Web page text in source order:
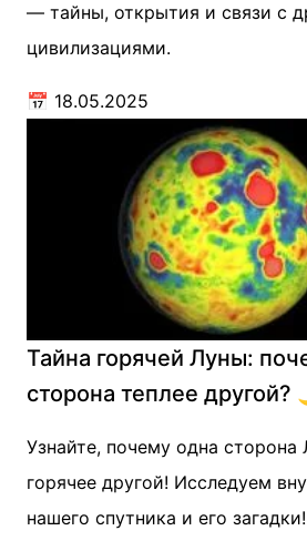
— тайны, открытия и связи с
цивилизациями.
📅 18.05.2025
Тайна горячей Луны:
сторона теплее другой?
Узнайте, почему одна сторона
горячее другой! Исследуем
нашего спутника и его загадки!